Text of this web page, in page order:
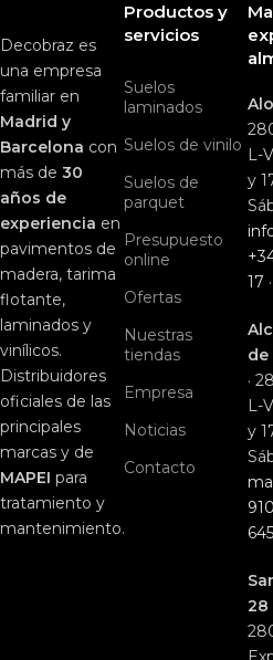
Decobraz es
una empresa
familiar en
Madrid y
Barcelona con
más de 30
años de
experiencia en
pavimentos de
madera, tarima
flotante,
laminados y
vinílicos.
Distribuidores
oficiales de las
principales
marcas y de
MAPEI para
tratamiento y
mantenimiento.
Productos y
servicios
Suelos
laminados
Suelos de vinilo
Suelos de
parquet
Presupuesto
online
Ofertas
Nuestras
tiendas
Empresa
Noticias
Contacto
L-
y
17 ·
de
·
L-
y
28